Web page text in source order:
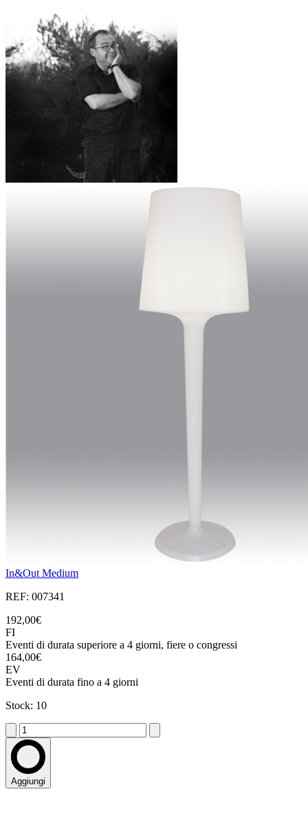
In&Out Medium
REF: 007341
192,00€
FI
Eventi di durata superiore a 4 giorni, fiere o congressi
164,00€
EV
Eventi di durata fino a 4 giorni
Stock: 10
Aggiungi